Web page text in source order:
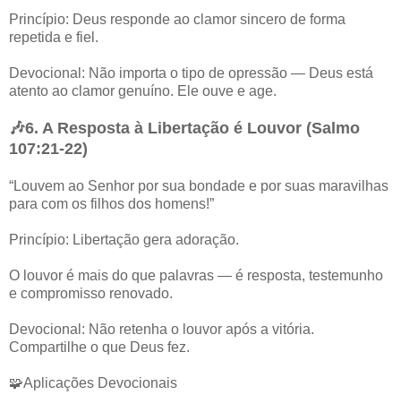
Princípio: Deus responde ao clamor sincero de forma
repetida e fiel.
Devocional: Não importa o tipo de opressão — Deus está
atento ao clamor genuíno. Ele ouve e age.
🎶6. A Resposta à Libertação é Louvor (Salmo
107:21-22)
“Louvem ao Senhor por sua bondade e por suas maravilhas
para com os filhos dos homens!”
Princípio: Libertação gera adoração.
O louvor é mais do que palavras — é resposta, testemunho
e compromisso renovado.
Devocional: Não retenha o louvor após a vitória.
Compartilhe o que Deus fez.
🧩Aplicações Devocionais